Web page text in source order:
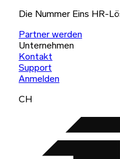
Die Nummer Eins HR-
Partner werden
Unternehmen
Kontakt
Support
Anmelden
CH